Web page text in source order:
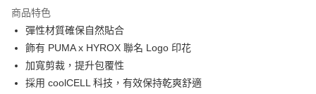
Alipay, PayMe, WeChat Pay, UnionPay, FPS
送貨方式
單筆訂單淨值滿$399可享免運費優惠
每筆HK$30.00，滿HK$399.00或以上免運費
商品特色
彈性材質確保自然貼合
飾有 PUMA x HYROX 聯名 Logo 印花
加寬剪裁，提升包覆性
採用 coolCELL 科技，有效保持乾爽舒適